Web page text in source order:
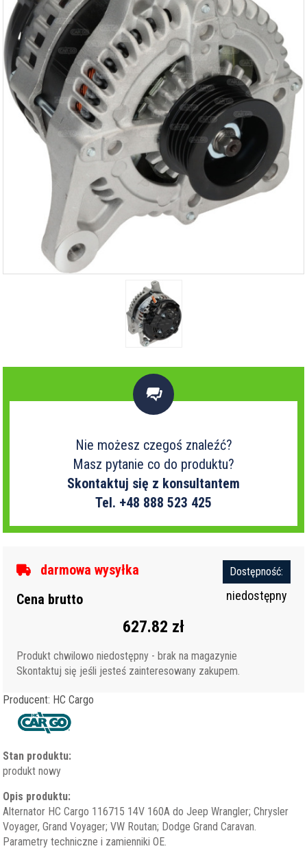

Nie możesz czegoś znaleźć?
Masz pytanie co do produktu?
Skontaktuj się z konsultantem
Tel. +48 888 523 425
Dostępność:
niedostępny
darmowa wysyłka
Cena brutto
627.82 zł
Produkt chwilowo niedostępny - brak na magazynie
Skontaktuj się jeśli jesteś zainteresowany zakupem.
Producent: HC Cargo
Stan produktu:
produkt nowy
Opis produktu:
Alternator HC Cargo 116715 14V 160A do Jeep Wrangler; Chrysler
Voyager, Grand Voyager; VW Routan; Dodge Grand Caravan.
Parametry techniczne i zamienniki OE.